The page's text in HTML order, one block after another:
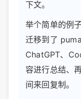
下文。
举个简单的例
迁移到了
ChatGPT、
容进行总结、
间来回复制。